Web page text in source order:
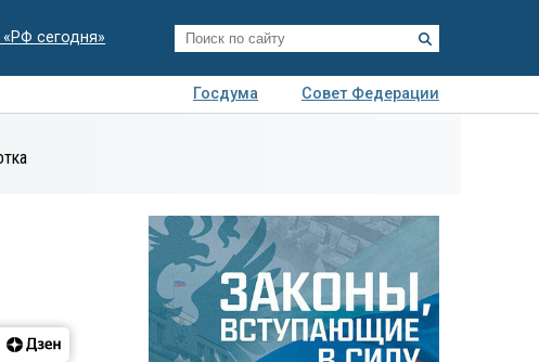
сегодня»
Госдума
Совет Федерации